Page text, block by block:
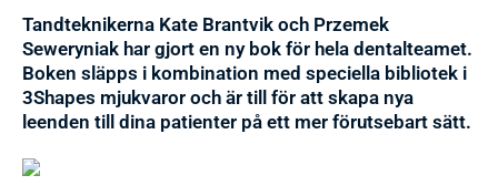
Tandteknikerna Kate Brantvik och Przemek
Seweryniak har gjort en ny bok för hela dentalteamet.
Boken släpps i kombination med speciella bibliotek i
3Shapes mjukvaror och är till för att skapa nya
leenden till dina patienter på ett mer förutsebart sätt.